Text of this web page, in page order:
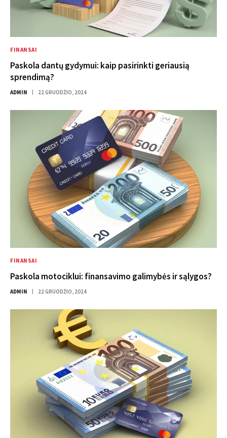
FINANSAI
Paskola dantų gydymui: kaip pasirinkti geriausią
sprendimą?
ADMIN 22 GRUODŽIO, 2024
FINANSAI
Paskola motociklui: finansavimo galimybės ir sąlygos?
ADMIN 22 GRUODŽIO, 2024